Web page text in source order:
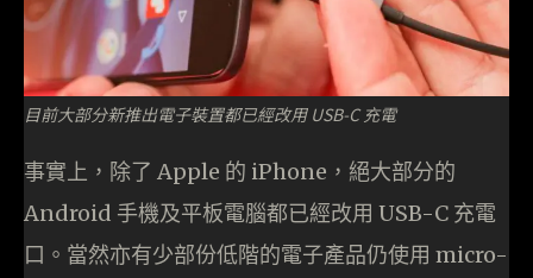
目前大部分新推出電子裝置都已經改用 USB-C 充電
事實上，除了 Apple 的 iPhone，絕大部分的
Android 手機及平板電腦都已經改用 USB-C 充電
口。當然亦有少部份低階的電子產品仍使用 micro-